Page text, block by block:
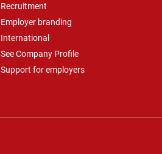
Recruitment
Employer branding
International
See Company Profile
Support for employers